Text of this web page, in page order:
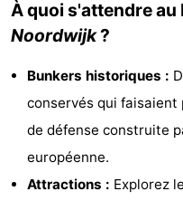
Dunimar
Noordwijkse
-
du
Soleil
Last
minutes
Plages
Voir
À quoi s'attendre
Noordwijk?
Bunkers historiques :
conservés qui
de défense construite
européenne.
Attractions : Explorez